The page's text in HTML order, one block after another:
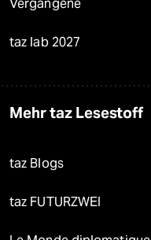
Vergangene
taz lab 2027
Mehr taz Lesestoff
taz Blogs
taz FUTURZWEI